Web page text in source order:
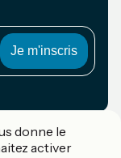
donne le
activer